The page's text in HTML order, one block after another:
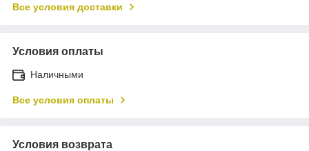
Все условия доставки
Условия оплаты
Наличными
Все условия оплаты
Условия возврата